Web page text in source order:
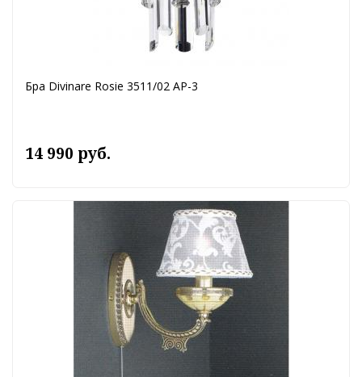
Бра Divinare Rosie 3511/02 AP-3
14 990 руб.